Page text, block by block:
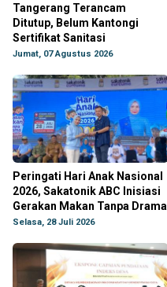
Tangerang Terancam
Ditutup, Belum Kantongi
Sertifikat Sanitasi
Jumat, 07 Agustus 2026
Peringati Hari Anak Nasional
2026, Sakatonik ABC Inisiasi
Gerakan Makan Tanpa Drama
Selasa, 28 Juli 2026